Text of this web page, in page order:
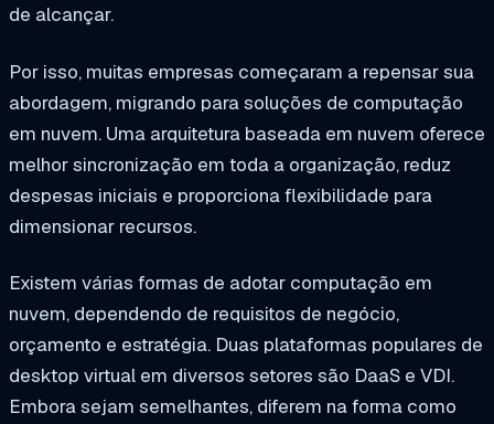
de alcançar.
Por isso, muitas empresas começaram a repensar sua
abordagem, migrando para soluções de computação
em nuvem. Uma arquitetura baseada em nuvem oferece
melhor sincronização em toda a organização, reduz
despesas iniciais e proporciona flexibilidade para
dimensionar recursos.
Existem várias formas de adotar computação em
nuvem, dependendo de requisitos de negócio,
orçamento e estratégia. Duas plataformas populares de
desktop virtual em diversos setores são DaaS e VDI.
Embora sejam semelhantes, diferem na forma como